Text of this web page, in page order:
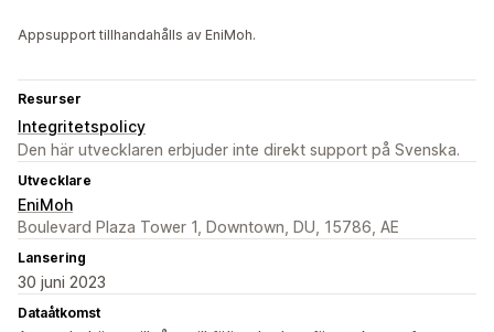
Appsupport tillhandahålls av EniMoh.
Resurser
Integritetspolicy
Den här utvecklaren erbjuder inte direkt support på Svenska.
Utvecklare
EniMoh
Boulevard Plaza Tower 1, Downtown, DU, 15786, AE
Lansering
30 juni 2023
Dataåtkomst